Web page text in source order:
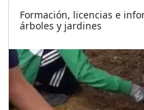
Formación, licencias e
árboles y jardines